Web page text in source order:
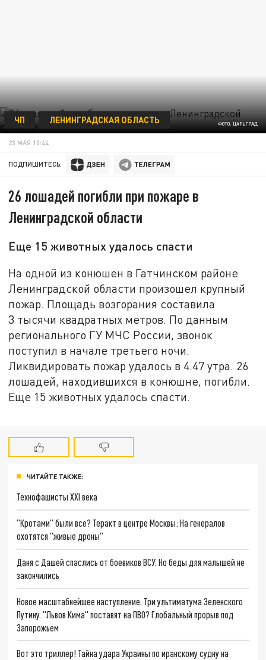
ФОТО: ЦАРЬГРАД
ЧП ЛЕНИНГРАДСКАЯ ОБЛАСТЬ
23 МАЯ 10:44
ПОДПИШИТЕСЬ:
26 лошадей погибли при пожаре в
Ленинградской области
Еще 15 животных удалось спасти
На одной из конюшен в Гатчинском районе
Ленинградской области произошел крупный
пожар. Площадь возгорания составила
3 тысячи квадратных метров. По данным
регионального ГУ МЧС России, звонок
поступил в начале третьего ночи.
Ликвидировать пожар удалось в 4.47 утра. 26
лошадей, находившихся в конюшне, погибли.
Еще 15 животных удалось спасти.
ЧИТАЙТЕ ТАКЖЕ:
Технофашисты XXI века
"Кротами" были все? Теракт в центре Москвы: На генералов
охотятся "живые дроны"
Даня с Дашей спаслись от боевиков ВСУ. Но беды для малышей не
закончились
Новое масштабнейшее наступление. Три ультиматума Зеленского
Путину. "Львов Кима" поставят на ПВО? Глобальный прорыв под
Запорожьем
Вот это триллер! Тайна удара Украины по иранскому судну на